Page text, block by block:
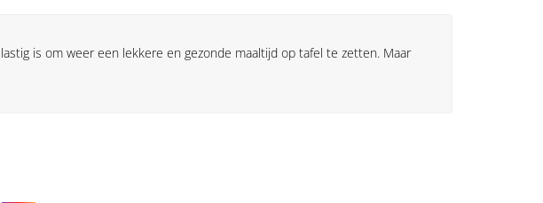
is om weer een lekkere en gezonde maaltijd op tafel te zetten. Maar